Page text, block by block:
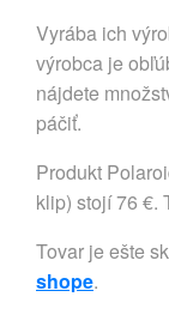
Vyrába ich
výrobca je
nájdete
páčiť.
Produkt
klip) stojí 76 €.
Tovar je ešte
shope.